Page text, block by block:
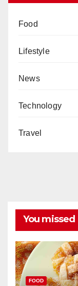
Food
Lifestyle
News
Technology
Travel
You missed
FOOD